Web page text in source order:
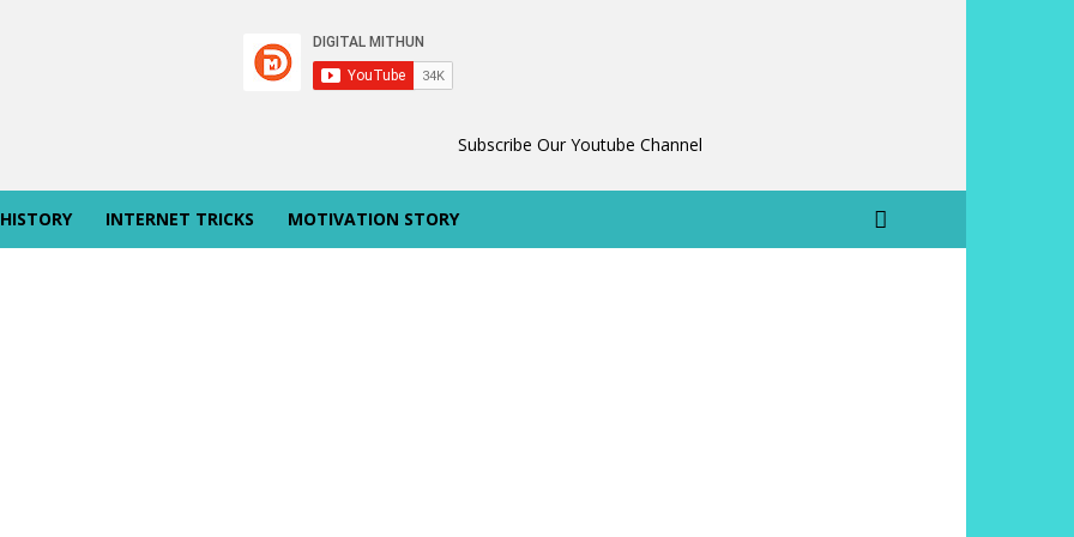
Subscribe Our Youtube Channel
INTERNET TRICKS MOTIVATION STORY